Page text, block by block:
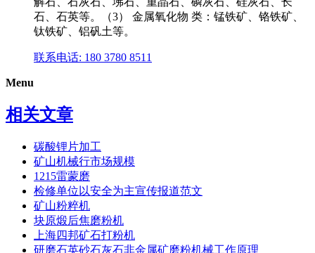
石、石英等。（3） 金属氧化物 类：锰铁矿、铬铁矿、
钛铁矿、铝矾土等。
联系电话: 180 3780 8511
Menu
相关文章
碳酸锂片加工
矿山机械行市场规模
1215雷蒙磨
检修单位以安全为主宣传报道范文
矿山粉粹机
块原煅后焦磨粉机
上海四邦矿石打粉机
研磨石英砂石灰石非金属矿磨粉机械工作原理